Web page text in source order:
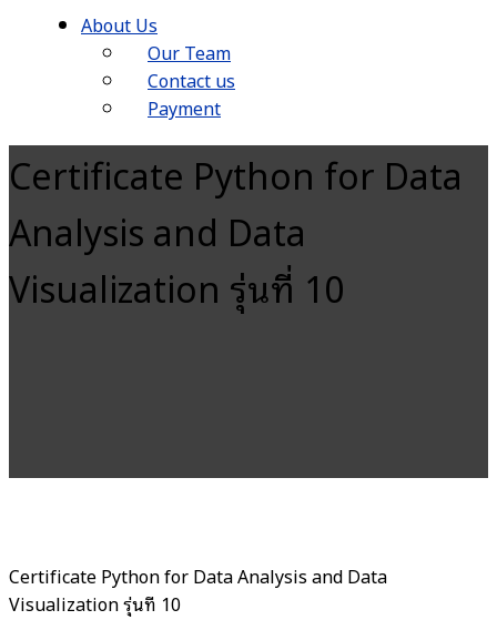
About Us
Our Team
Contact us
Payment
Certificate Python for Data
Analysis and Data
Visualization รุ่นที่ 10
Certificate Python for Data Analysis and Data
Visualization รุ่นที่ 10